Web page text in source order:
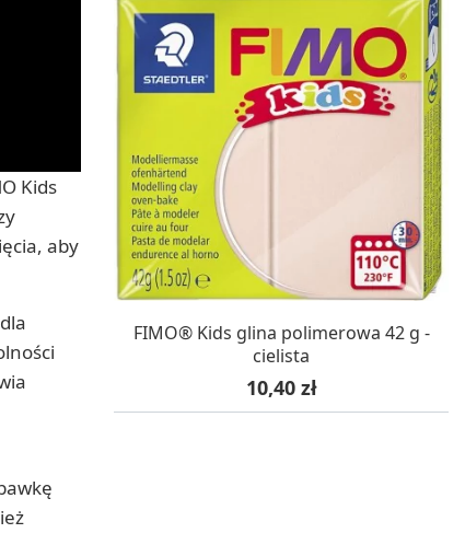
Kids
aby
W MAGAZYNIE, DOSTAWA 24H
FIMO® Kids glina polimerowa 42 g -
cielista
Cena
10,40 zł